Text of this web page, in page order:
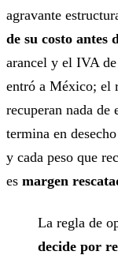
agravante
de su costo antes
arancel y el IVA
entró a México; el
recuperan nada de
termina en
y cada peso que
es margen
La regla de
decide por